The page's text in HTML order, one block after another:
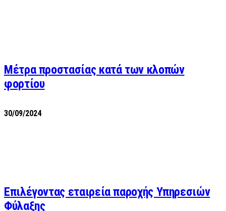
Μέτρα προστασίας κατά των κλοπών
φορτίου
30/09/2024
Επιλέγοντας εταιρεία παροχής Υπηρεσιών
Φύλαξης